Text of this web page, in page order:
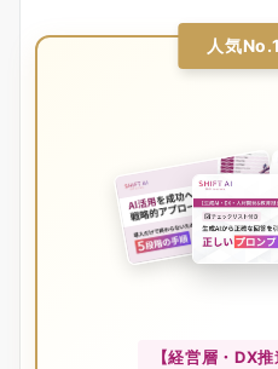
人気
【経営層・DX